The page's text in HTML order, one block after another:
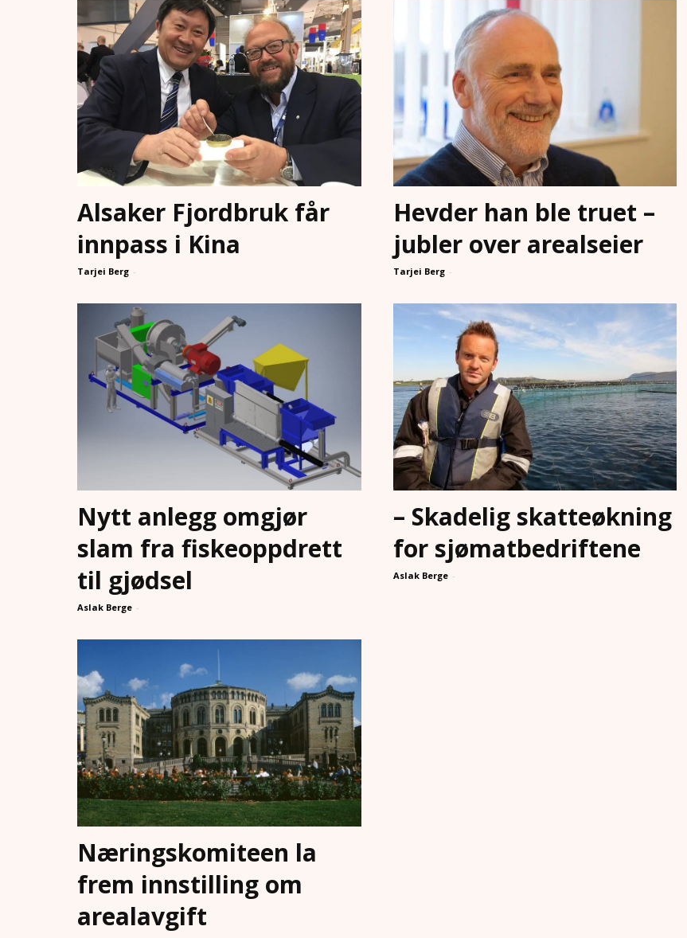
Alsaker Fjordbruk får
innpass i Kina
Tarjei Berg -
Hevder han ble truet –
jubler over arealseier
Tarjei Berg -
Nytt anlegg omgjør
slam fra fiskeoppdrett
til gjødsel
Aslak Berge -
– Skadelig skatteøkning
for sjømatbedriftene
Aslak Berge -
Næringskomiteen la
frem innstilling om
arealavgift